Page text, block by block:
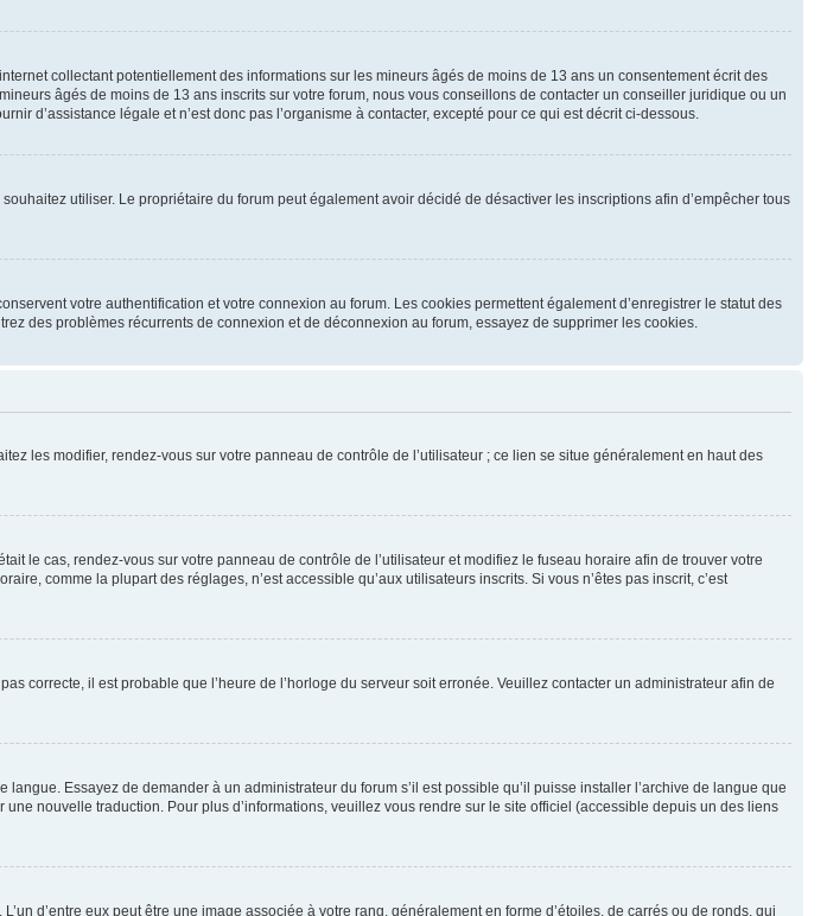
collectant potentiellement des informations sur les mineurs âgés de moins de 13 ans un consentement écrit des
âgés de moins de 13 ans inscrits sur votre forum, nous vous conseillons de contacter un conseiller juridique ou un
d’assistance légale et n’est donc pas l’organisme à contacter, excepté pour ce qui est décrit ci-dessous.
utiliser. Le propriétaire du forum peut également avoir décidé de désactiver les inscriptions afin d’empêcher tous
votre authentification et votre connexion au forum. Les cookies permettent également d’enregistrer le statut des
des problèmes récurrents de connexion et de déconnexion au forum, essayez de supprimer les cookies.
les modifier, rendez-vous sur votre panneau de contrôle de l’utilisateur ; ce lien se situe généralement en haut des
le cas, rendez-vous sur votre panneau de contrôle de l’utilisateur et modifiez le fuseau horaire afin de trouver votre
comme la plupart des réglages, n’est accessible qu’aux utilisateurs inscrits. Si vous n’êtes pas inscrit, c’est
correcte, il est probable que l’heure de l’horloge du serveur soit erronée. Veuillez contacter un administrateur afin de
Essayez de demander à un administrateur du forum s’il est possible qu’il puisse installer l’archive de langue que
nouvelle traduction. Pour plus d’informations, veuillez vous rendre sur le site officiel (accessible depuis un des liens
d’entre eux peut être une image associée à votre rang, généralement en forme d’étoiles, de carrés ou de ronds, qui